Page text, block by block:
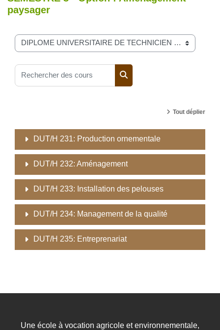
paysager
Catégories de cours
Rechercher des cours
Rechercher des cours
Tout déplier
DUT/H 231: Production ornementale
DUT/H 232: Aménagement
DUT/H 233: Installation des pelouses
DUT/H 234: Management de la qualité
DUT/H 235: Entreprenariat
Une école à vocation agricole et environnementale,